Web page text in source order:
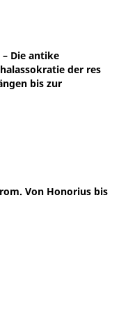
– Die antike
der res
bis zur
Von Honorius bis